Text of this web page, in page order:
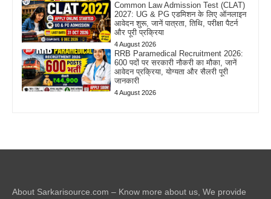
Common Law Admission Test (CLAT)
2027: UG & PG एडमिशन के लिए ऑनलाइन
आवेदन शुरू, जानें पात्रता, तिथि, परीक्षा पैटर्न
और पूरी प्रक्रिया
4 August 2026
RRB Paramedical Recruitment 2026:
600 पदों पर सरकारी नौकरी का मौका, जानें
आवेदन प्रक्रिया, योग्यता और सैलरी पूरी
जानकारी
4 August 2026
About Sarkarisource.com – Know more about us, We provide